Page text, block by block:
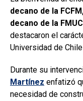
decano de la
decano de la
destacaron el
Universidad de
Durante su
Martínez enfatizó
necesidad de